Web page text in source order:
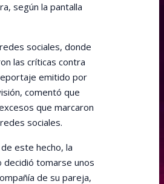
según la pantalla
sociales, donde
las críticas contra
emitido por
comentó que
que marcaron
sociales.
este hecho, la
tomarse unos
de su pareja,